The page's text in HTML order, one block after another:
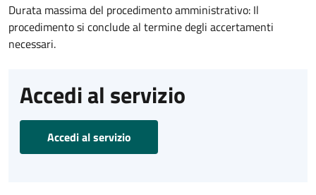
Durata massima del procedimento amministrativo: Il
procedimento si conclude al termine degli accertamenti
necessari.
Accedi al servizio
Accedi al servizio